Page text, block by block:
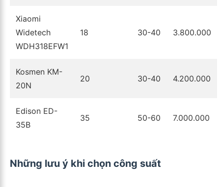
Xiaomi
Widetech
WDH318EFW1
18 30-40 3.800.000
Kosmen KM-
20N
20 30-40 4.200.000
Edison ED-
35B
35 50-60 7.000.000
Những lưu ý khi chọn công suất